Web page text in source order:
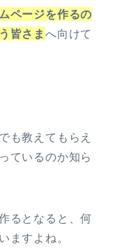
ページを作るの
皆さま へ向けて
も教えてもらえ
ているのか知ら
るとなると、何
ますよね。